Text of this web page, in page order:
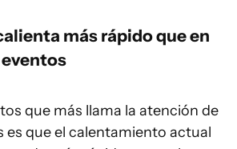
más rápido que en
que más llama la atención de
es que el calentamiento actual